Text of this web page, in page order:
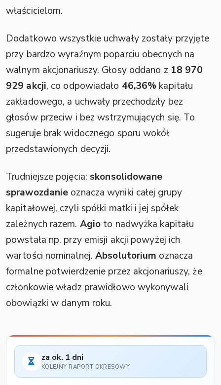
właścicielom.
Dodatkowo wszystkie uchwały zostały przyjęte
przy bardzo wyraźnym poparciu obecnych na
walnym akcjonariuszy. Głosy oddano z 18 970
929 akcji, co odpowiadało 46,36% kapitału
zakładowego, a uchwały przechodziły bez
głosów przeciw i bez wstrzymujących się. To
sugeruje brak widocznego sporu wokół
przedstawionych decyzji.
Trudniejsze pojęcia: skonsolidowane
sprawozdanie oznacza wyniki całej grupy
kapitałowej, czyli spółki matki i jej spółek
zależnych razem. Agio to nadwyżka kapitału
powstała np. przy emisji akcji powyżej ich
wartości nominalnej.Absolutorium oznacza
formalne potwierdzenie przez akcjonariuszy, że
członkowie władz prawidłowo wykonywali
obowiązki w danym roku.
za ok. 1 dni
KOLEJNY RAPORT OKRESOWY